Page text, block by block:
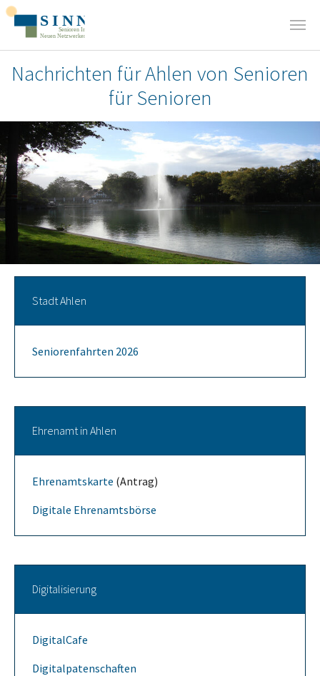
Zum Hauptinhalt springen
Nachrichten für Ahlen von Senioren
für Senioren
.
Stadt Ahlen
Seniorenfahrten 2026
Ehrenamt in Ahlen
Ehrenamtskarte (Antrag)
Digitale Ehrenamtsbörse
Digitalisierung
DigitalCafe
Digitalpatenschaften